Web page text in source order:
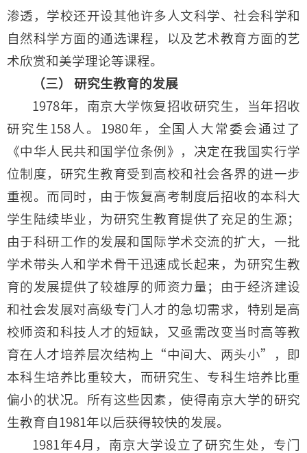
渗透，学校还开设其他许多人文科学、社会科学和
自然科学方面的通选课程，以及艺术教育方面的艺
术欣赏和美学理论等课程。
（三） 研究生教育的发展
1978年，南京大学恢复招收研究生，当年招收
研究生158人。1980年，全国人大常委会通过了
《中华人民共和国学位条例》，决定在我国实行学
位制度，研究生教育受到高校和社会各界的进一步
重视。而同时，由于恢复高考制度后招收的本科大
学生陆续毕业，为研究生教育提供了充足的生源；
由于科研工作的发展和国际学术交流的扩大，一批
学术带头人和学术骨干迅速成长起来，为研究生教
育的发展提供了较雄厚的师资力量；由于经济建设
和社会发展对高级专门人才的急切需求，特别是高
校师资和科技人才的短缺，又亟需改变当时高等教
育在人才培养层次结构上“中间大、两头小”，即
本科生培养比重较大，而研究生、专科生培养比重
偏小的状况。所有这些因素，使得南京大学的研究
生教育自1981年以后获得较快的发展。
1981年4月，南京大学设立了研究生处，专门